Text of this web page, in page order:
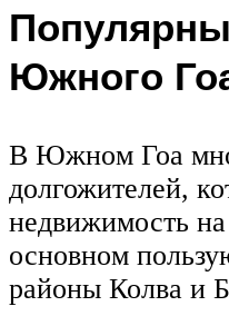
Южного
В Южном Гоа
долгожителей,
недвижимость
основном
районы Колва и